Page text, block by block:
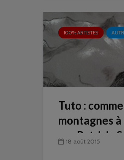
100% ARTISTES
Tuto :
montagnes à
par Patricia
18 août 2015